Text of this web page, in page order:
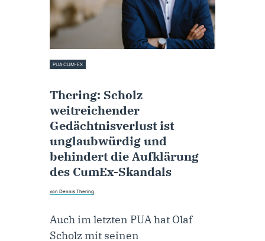
PUA CUM-EX
Thering: Scholz
weitreichender
Gedächtnisverlust ist
unglaubwürdig und
behindert die Aufklärung
des CumEx-Skandals
von Dennis Thering
Auch im letzten PUA hat Olaf
Scholz mit seinen